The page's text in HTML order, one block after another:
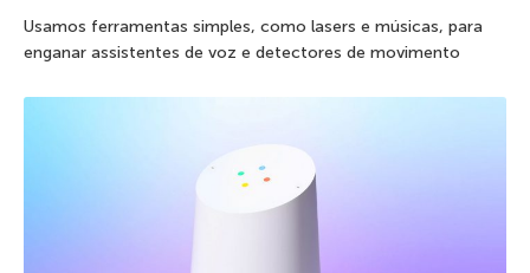
Usamos ferramentas simples, como lasers e músicas, para
enganar assistentes de voz e detectores de movimento